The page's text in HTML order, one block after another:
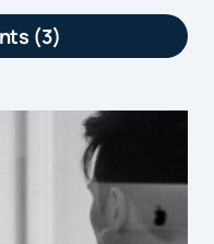
(3)
de chuter en
sur […]
continue de chuter en